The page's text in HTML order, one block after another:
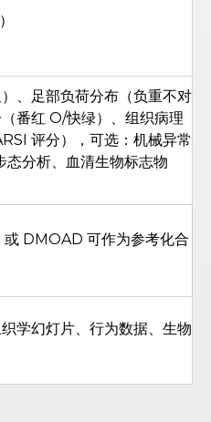
、足部负荷分布（负重不对
番红 O/快绿）、组织病理
评分），可选：机械异常
分析、血清生物标志物
DMOAD 可作为参考化合
学幻灯片、行为数据、生物